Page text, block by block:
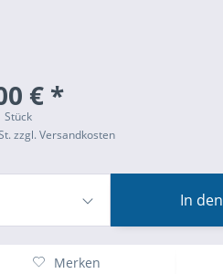
€ *
Stück
zzgl. Versandkosten
In den
Merken